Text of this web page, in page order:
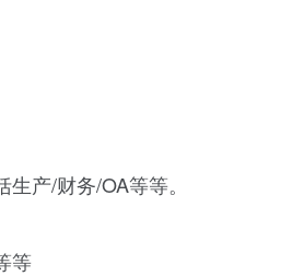
产/财务/OA等等。
等